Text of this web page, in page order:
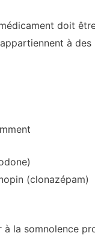
doit
à des
(clonazépam)
à la somnolence